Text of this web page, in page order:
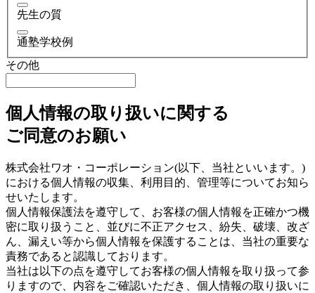
先生の質
通塾学校例
その他
個人情報の取り扱いに関する
ご同意のお願い
株式会社ワオ・コーポレーション(以下、当社といいます。)
における個人情報の収集、利用目的、管理等についてお知ら
せいたします。
個人情報保護法を遵守して、お客様の個人情報を正確かつ機
密に取り扱うこと、並びに不正アクセス、紛失、破壊、改ざ
ん、漏えい等から個人情報を保護することは、当社の重要な
責務であると認識しております。
当社は以下の点を遵守してお客様の個人情報を取り扱って参
りますので、内容をご確認いただき、個人情報の取り扱いに